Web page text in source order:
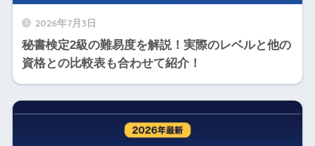
2026年7月3日
秘書検定2級の難易度を解説！実際のレベルと他の
資格との比較表も合わせて紹介！